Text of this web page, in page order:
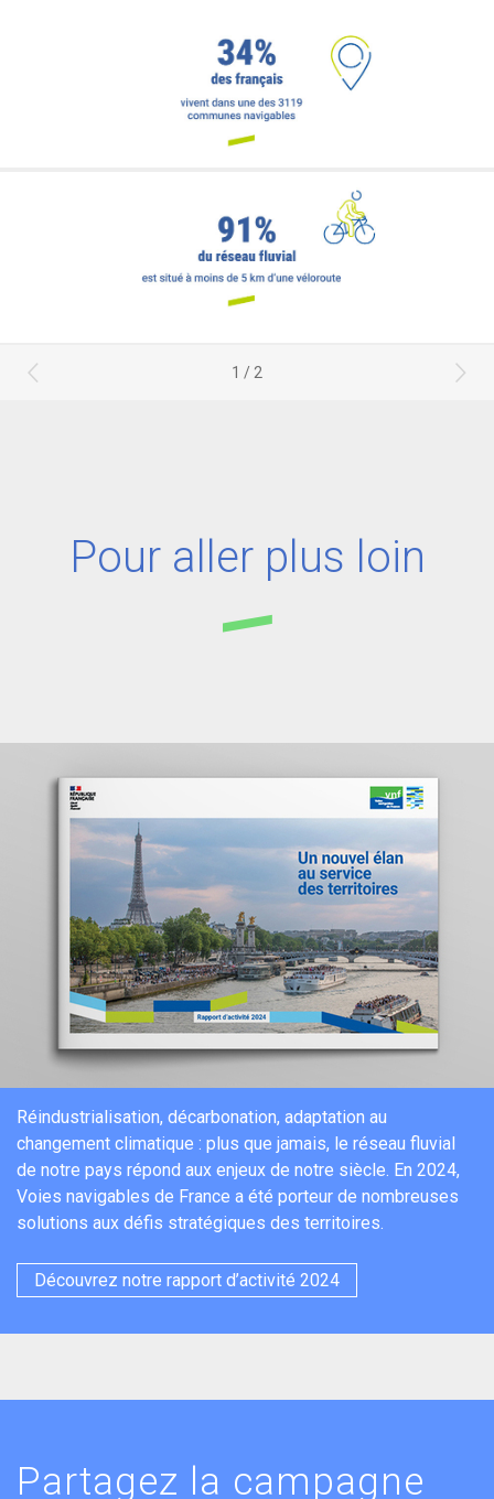
1 / 2
Pour aller plus loin
Réindustrialisation, décarbonation, adaptation au
changement climatique : plus que jamais, le réseau fluvial
de notre pays répond aux enjeux de notre siècle. En 2024,
Voies navigables de France a été porteur de nombreuses
solutions aux défis stratégiques des territoires.
Découvrez notre rapport d’activité 2024
Partagez la campagne